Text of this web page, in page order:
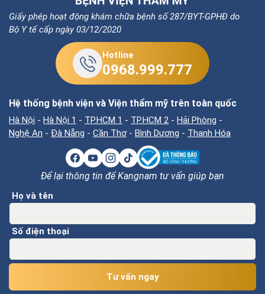
Giấy phép hoạt động khám chữa bệnh số 287/BYT-GPHĐ do
Bộ Y tế cấp ngày 03/12/2020
Hotline
0968.999.777
Hệ thống bệnh viện và Viện thẩm mỹ trên toàn quốc
Hà Nội - Hà Nội 1 - TP.HCM 1 - TP.HCM 2 - Hải Phòng -
Nghệ An - Đà Nẵng - Cần Thơ - Bình Dương - Thanh Hóa
Để lại thông tin để Kangnam tư vấn giúp bạn
Họ và tên
Số điện thoại